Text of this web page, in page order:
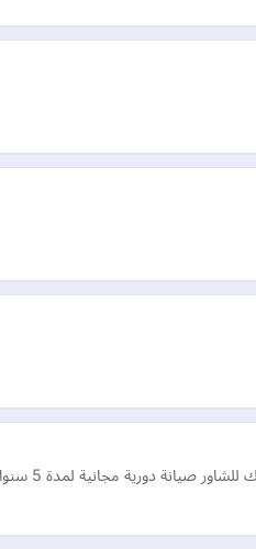
دورية مجانية لمدة 5 سنوات -…